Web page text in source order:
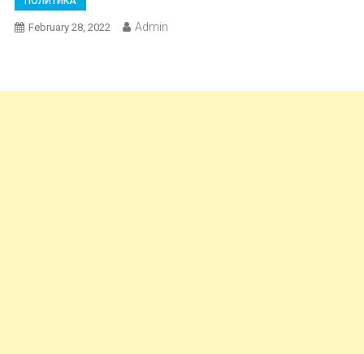
February 28, 2022 Admin